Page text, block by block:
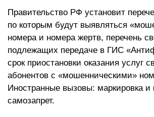
Правительство РФ установит
по которым будут выявляться
номера и номера жертв, перечень
подлежащих передаче в ГИС
срок приостановки оказания услуг
абонентов с «мошенническими»
Иностранные вызовы: маркировка и
самозапрет.